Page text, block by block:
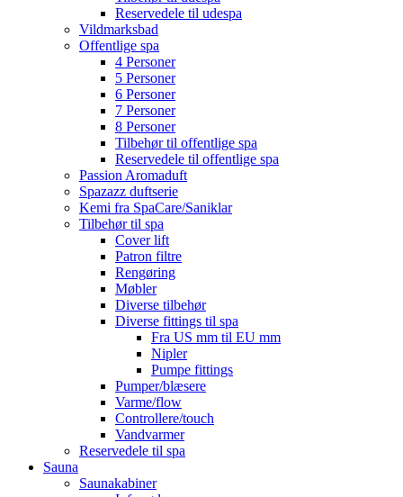
Reservedele til udespa
Vildmarksbad
Offentlige spa
4 Personer
5 Personer
6 Personer
7 Personer
8 Personer
Tilbehør til offentlige spa
Reservedele til offentlige spa
Passion Aromaduft
Spazazz duftserie
Kemi fra SpaCare/Saniklar
Tilbehør til spa
Cover lift
Patron filtre
Rengøring
Møbler
Diverse tilbehør
Diverse fittings til spa
Fra US mm til EU mm
Nipler
Pumpe fittings
Pumper/blæsere
Varme/flow
Controllere/touch
Vandvarmer
Reservedele til spa
Sauna
Saunakabiner